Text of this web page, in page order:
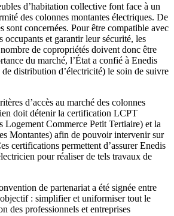
d’habitation collective font face à un
des colonnes montantes électriques. De
sont concernées. Pour être compatible avec
occupants et garantir leur sécurité, les
de copropriétés doivent donc être
du marché, l’État a confié à Enedis
distribution d’électricité) le soin de suivre
d’accès au marché des colonnes
doit détenir la certification LCPT
Logement Commerce Petit Tertiaire) et la
Montantes) afin de pouvoir intervenir sur
certifications permettent d’assurer Enedis
pour réaliser de tels travaux de
de partenariat a été signée entre
: simplifier et uniformiser tout le
des professionnels et entreprises